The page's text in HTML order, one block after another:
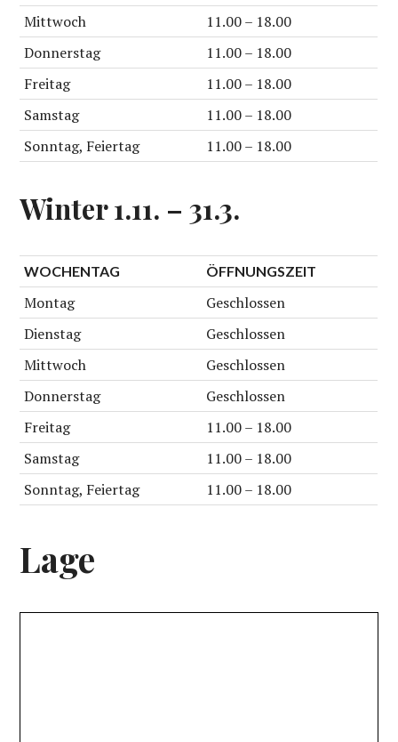
Mittwoch
11.00 – 18.00
Donnerstag
11.00 – 18.00
Freitag
11.00 – 18.00
Samstag
11.00 – 18.00
Sonntag, Feiertag
11.00 – 18.00
Winter 1.11. – 31.3.
WOCHENTAG ÖFFNUNGSZEIT
Montag
Geschlossen
Dienstag
Geschlossen
Mittwoch
Geschlossen
Donnerstag
Geschlossen
Freitag
11.00 – 18.00
Samstag
11.00 – 18.00
Sonntag, Feiertag
11.00 – 18.00
Lage